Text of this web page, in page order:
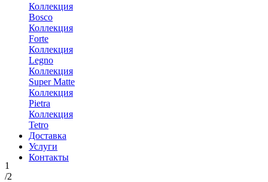
Коллекция
Bosco
Коллекция
Forte
Коллекция
Legno
Коллекция
Super Matte
Коллекция
Pietra
Коллекция
Tetro
Доставка
Услуги
Контакты
1
/2